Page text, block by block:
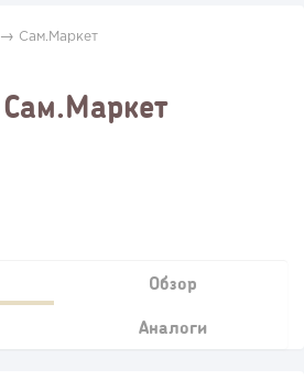
→ Сам.Маркет
Сам.Маркет
Обзор
Аналоги